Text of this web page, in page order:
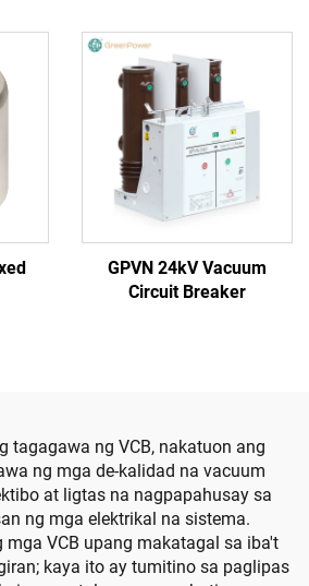
GPVN 24kV Vacuum
Circuit Breaker
tagagawa ng VCB, nakatuon ang
ng mga de-kalidad na vacuum
at ligtas na nagpapahusay sa
ng mga elektrikal na sistema.
mga VCB upang makatagal sa iba't
kaya ito ay tumitino sa paglipas